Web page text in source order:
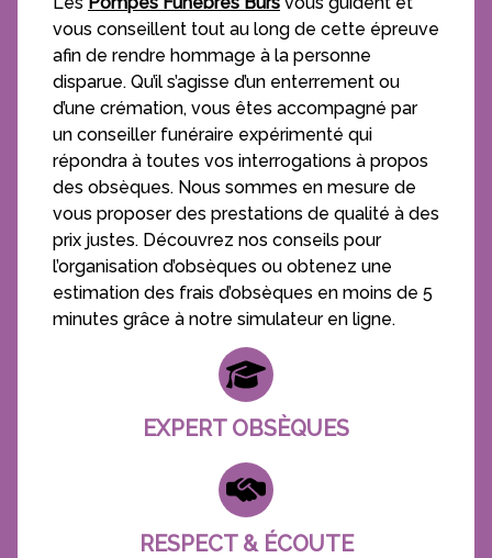
vous conseillent tout au long de cette épreuve
afin de rendre hommage à la personne
disparue. Qu’il s’agisse d’un enterrement ou
d’une crémation, vous êtes accompagné par
un conseiller funéraire expérimenté qui
répondra à toutes vos interrogations à propos
des obsèques. Nous sommes en mesure de
vous proposer des prestations de qualité à des
prix justes. Découvrez nos conseils pour
l’organisation d’obsèques ou obtenez une
estimation des frais d’obsèques en moins de 5
minutes grâce à notre simulateur en ligne.
EXPERT OBSÈQUES
RESPECT & ÉCOUTE